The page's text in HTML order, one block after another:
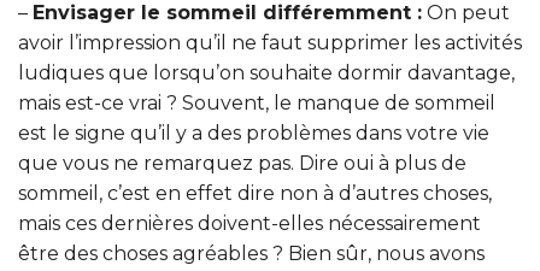
– Envisager le sommeil différemment : On peut
avoir l’impression qu’il ne faut supprimer les activités
ludiques que lorsqu’on souhaite dormir davantage,
mais est-ce vrai ? Souvent, le manque de sommeil
est le signe qu’il y a des problèmes dans votre vie
que vous ne remarquez pas. Dire oui à plus de
sommeil, c’est en effet dire non à d’autres choses,
mais ces dernières doivent-elles nécessairement
être des choses agréables ? Bien sûr, nous avons